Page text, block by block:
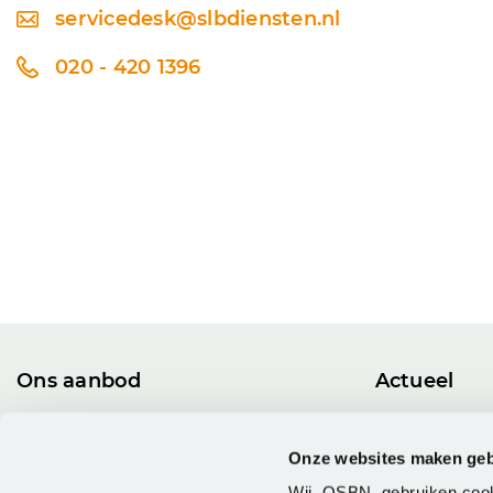
Onze websites maken
servicedesk@slbdiensten.nl
020 - 420 1396
Ons aanbod Actueel
Agenda